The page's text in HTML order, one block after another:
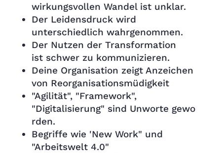
wirkungsvollen Wandel ist unklar.
Der Leidensdruck wird
unterschiedlich wahrgenommen.
Der Nutzen der Transformation
ist schwer zu kommunizieren.
Deine Organisation zeigt Anzeichen
von Reorganisationsmüdigkeit
"Agilität", "Framework",
"Digitalisierung" sind Unworte gewo
rden.
Begriffe wie 'New Work" und
"Arbeitswelt 4.0"